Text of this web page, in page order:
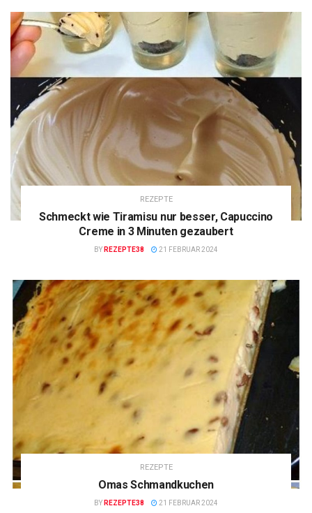
REZEPTE
Schmeckt wie Tiramisu nur besser, Capuccino
Creme in 3 Minuten gezaubert
BY REZEPTE38 21 FEBRUAR 2024
REZEPTE
Omas Schmandkuchen
BY REZEPTE38 21 FEBRUAR 2024